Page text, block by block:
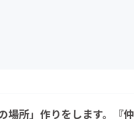
場所」作りをします。『仲